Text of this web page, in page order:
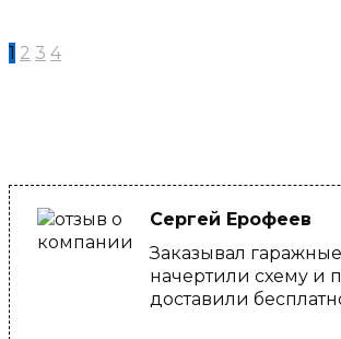
1 2 3 4
Сергей Ерофеев
Заказывал
начертили схему и
доставили